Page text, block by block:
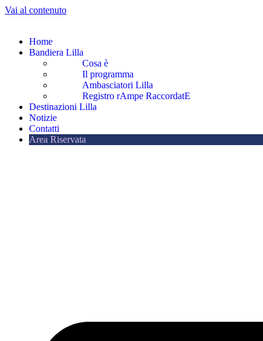
Vai al contenuto
Home
Bandiera Lilla
Cosa è
Il programma
Ambasciatori Lilla
Registro rAmpe RaccordatE
Destinazioni Lilla
Notizie
Contatti
Area Riservata